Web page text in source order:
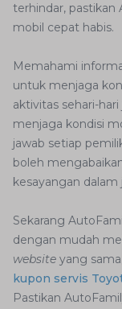
terhindar, pastikan
mobil cepat habis.
Memahami
untuk menjaga
aktivitas sehari-
menjaga kondisi
jawab setiap
boleh
kesayangan
Sekarang
dengan mudah
website yang
kupon servis
Pastikan